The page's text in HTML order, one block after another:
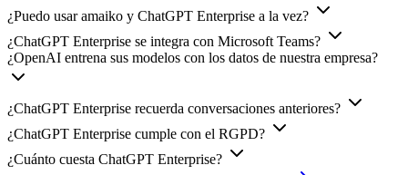
¿Puedo usar amaiko y ChatGPT Enterprise a la vez?
¿ChatGPT Enterprise se integra con Microsoft Teams?
¿OpenAI entrena sus modelos con los datos de nuestra empresa?
¿ChatGPT Enterprise recuerda conversaciones anteriores?
¿ChatGPT Enterprise cumple con el RGPD?
¿Cuánto cuesta ChatGPT Enterprise?